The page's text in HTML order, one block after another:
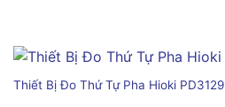
Thiết Bị Đo Thứ Tự Pha Hioki PD3129